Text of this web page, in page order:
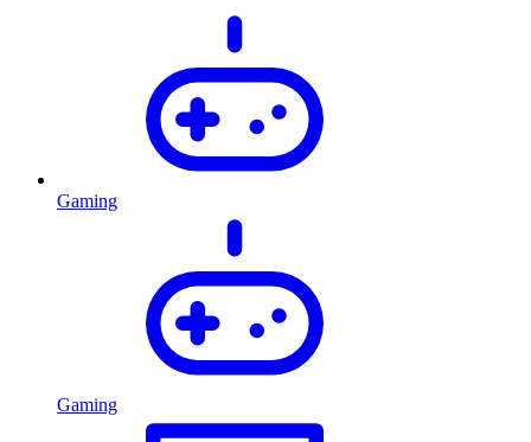
Gaming
Gaming